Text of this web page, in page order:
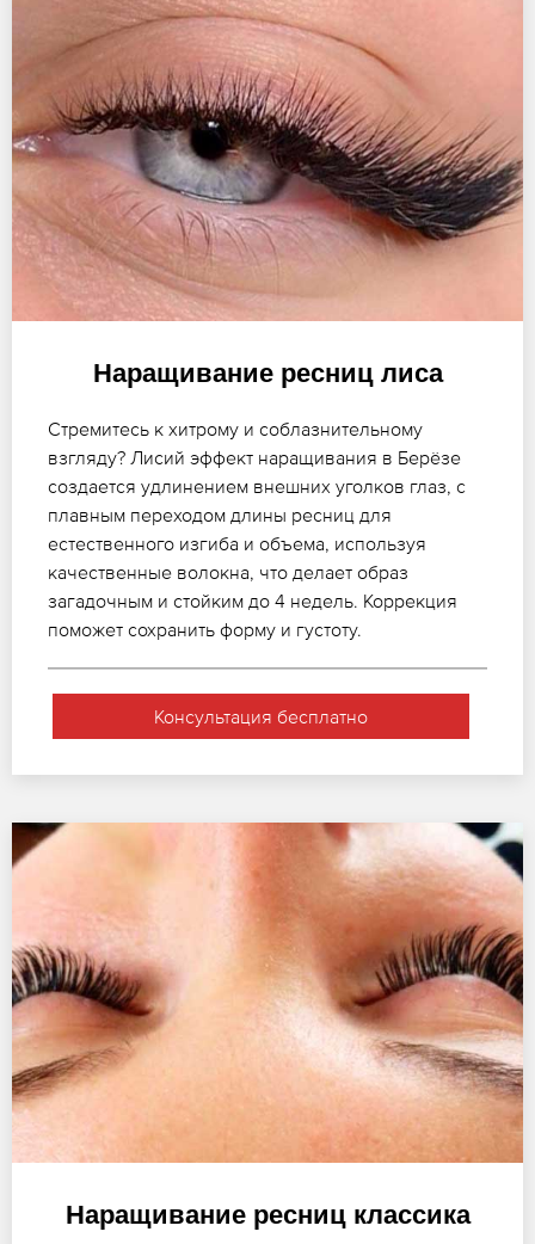
Наращивание ресниц лиса
Стремитесь к хитрому и соблазнительному
взгляду? Лисий эффект наращивания в Берёзе
создается удлинением внешних уголков глаз, с
плавным переходом длины ресниц для
естественного изгиба и объема, используя
качественные волокна, что делает образ
загадочным и стойким до 4 недель. Коррекция
поможет сохранить форму и густоту.
Консультация бесплатно
Наращивание ресниц классика